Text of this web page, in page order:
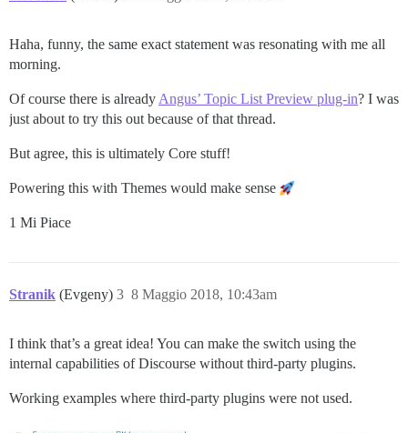
Haha, funny, the same exact statement was resonating with me all
morning.
Of course there is already Angus’ Topic List Preview plug-in? I was
just about to try this out because of that thread.
But agree, this is ultimately Core stuff!
Powering this with Themes would make sense
1 Mi Piace
Stranik (Evgeny) 8 Maggio 2018, 10:43am
3
I think that’s a great idea! You can make the switch using the
internal capabilities of Discourse without third-party plugins.
Working examples where third-party plugins were not used.